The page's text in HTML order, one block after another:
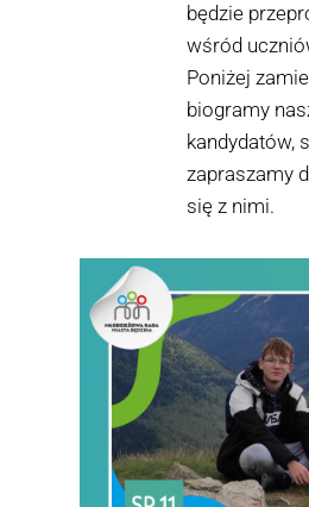
będzie
wśród
Poniżej
biogramy
kandydatów,
zapraszamy
się z nimi.